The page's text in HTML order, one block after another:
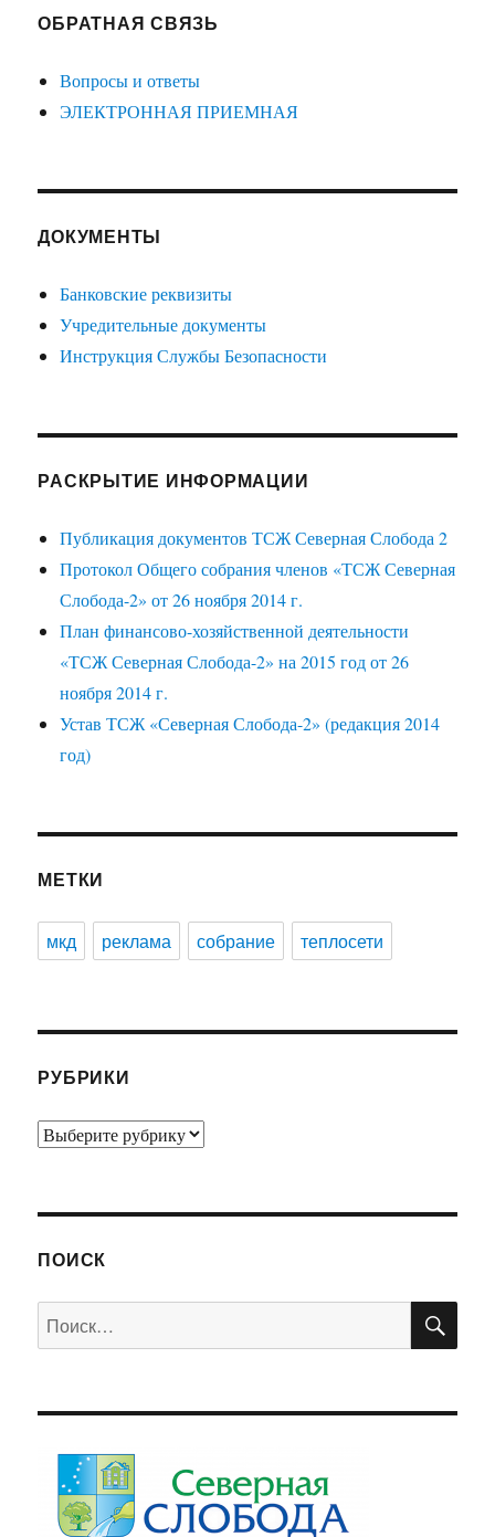
ОБРАТНАЯ СВЯЗЬ
Вопросы и ответы
ЭЛЕКТРОННАЯ ПРИЕМНАЯ
ДОКУМЕНТЫ
Банковские реквизиты
Учредительные документы
Инструкция Службы Безопасности
РАСКРЫТИЕ ИНФОРМАЦИИ
Публикация документов ТСЖ Северная Слобода 2
Протокол Общего собрания членов «ТСЖ Северная
Слобода-2» от 26 ноября 2014 г.
План финансово-хозяйственной деятельности
«ТСЖ Северная Слобода-2» на 2015 год от 26
ноября 2014 г.
Устав ТСЖ «Северная Слобода-2» (редакция 2014
год)
МЕТКИ
мкд реклама собрание теплосети
РУБРИКИ
Рубрики
ПОИСК
Искать: